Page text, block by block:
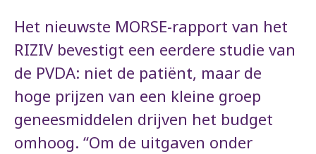
Het nieuwste MORSE-rapport van het
RIZIV bevestigt een eerdere studie van
de PVDA: niet de patiënt, maar de
hoge prijzen van een kleine groep
geneesmiddelen drijven het budget
omhoog. “Om de uitgaven onder